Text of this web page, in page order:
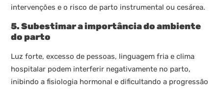
intervenções e o risco de parto instrumental ou cesárea.
5. Subestimar a importância do ambiente
do parto
Luz forte, excesso de pessoas, linguagem fria e clima
hospitalar podem interferir negativamente no parto,
inibindo a fisiologia hormonal e dificultando a progressão